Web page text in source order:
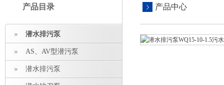
产品目录
潜水排污泵
AS、AV型潜污泵
潜水排污泵
产品中心